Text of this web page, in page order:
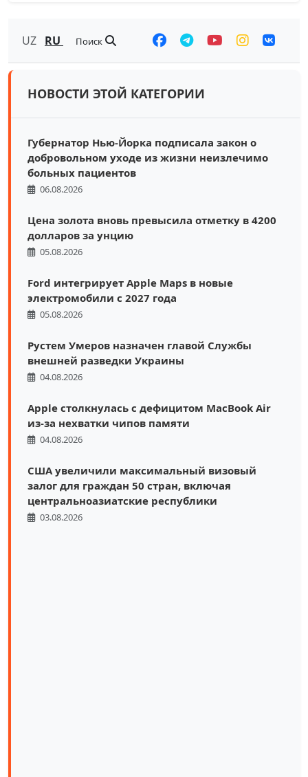
UZ RU Поиск
НОВОСТИ ЭТОЙ КАТЕГОРИИ
Губернатор Нью-Йорка подписала закон о
добровольном уходе из жизни неизлечимо
больных пациентов
06.08.2026
Цена золота вновь превысила отметку в 4200
долларов за унцию
05.08.2026
Ford интегрирует Apple Maps в новые
электромобили с 2027 года
05.08.2026
Рустем Умеров назначен главой Службы
внешней разведки Украины
04.08.2026
Apple столкнулась с дефицитом MacBook Air
из-за нехватки чипов памяти
04.08.2026
США увеличили максимальный визовый
залог для граждан 50 стран, включая
центральноазиатские республики
03.08.2026